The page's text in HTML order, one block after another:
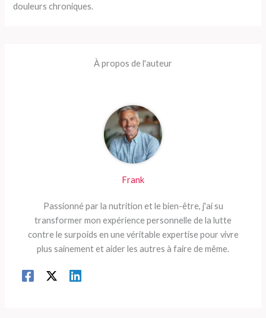
douleurs chroniques.
À propos de l'auteur
Frank
Passionné par la nutrition et le bien-être, j'ai su
transformer mon expérience personnelle de la lutte
contre le surpoids en une véritable expertise pour vivre
plus sainement et aider les autres à faire de même.